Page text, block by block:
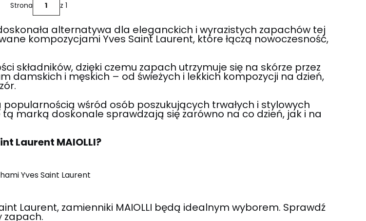
Strona z 1
alternatywa dla eleganckich i wyrazistych zapachów tej
kompozycjami Yves Saint Laurent, które łączą nowoczesność,
składników, dzięki czemu zapach utrzymuje się na skórze przez
damskich i męskich – od świeżych i lekkich kompozycji na dzień,
wśród osób poszukujących trwałych i stylowych
marką doskonale sprawdzają się zarówno na co dzień, jak i na
Laurent MAIOLLI?
Yves Saint Laurent
Laurent, zamienniki MAIOLLI będą idealnym wyborem. Sprawdź
zapach.